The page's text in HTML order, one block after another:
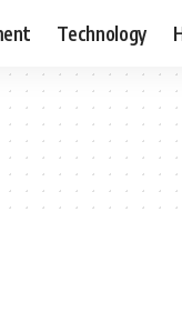
Technology